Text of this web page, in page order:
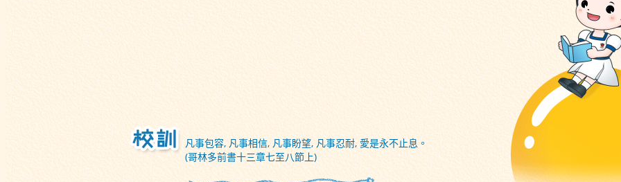
凡事包容, 凡事相信, 凡事盼望, 凡事忍耐, 愛是永不止息。
(哥林多前書十三章七至八節上)